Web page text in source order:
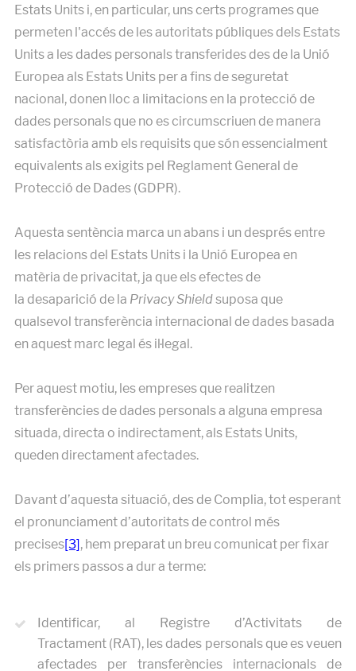
Estats Units i, en particular, uns certs programes que
permeten l'accés de les autoritats públiques dels Estats
Units a les dades personals transferides des de la Unió
Europea als Estats Units per a fins de seguretat
nacional, donen lloc a limitacions en la protecció de
dades personals que no es circumscriuen de manera
satisfactòria amb els requisits que són essencialment
equivalents als exigits pel Reglament General de
Protecció de Dades (GDPR).
Aquesta sentència marca un abans i un després entre
les relacions del Estats Units i la Unió Europea en
matèria de privacitat, ja que els efectes de
la desaparició de la Privacy Shieldsuposa que
qualsevol transferència internacional de dades basada
en aquest marc legal és il·legal.
Per aquest motiu, les empreses que realitzen
transferències de dades personals a alguna empresa
situada, directa o indirectament, als Estats Units,
queden directament afectades.
Davant d’aquesta situació, des de Complia, tot esperant
el pronunciament d’autoritats de control més
precises[3] , hem preparat un breu comunicat per fixar
els primers passos a dur a terme:
Identificar, al Registre d’Activitats de
Tractament (RAT), les dades personals que es veuen
afectades per transferències internacionals de